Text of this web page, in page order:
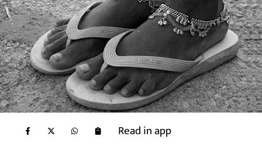
Read in app